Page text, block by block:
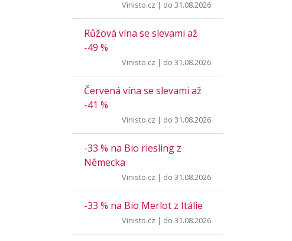
Vinisto.cz | do 31.08.2026
Růžová vína se slevami až
-49 %
Vinisto.cz | do 31.08.2026
Červená vína se slevami až
-41 %
Vinisto.cz | do 31.08.2026
-33 % na Bio riesling z
Německa
Vinisto.cz | do 31.08.2026
-33 % na Bio Merlot z Itálie
Vinisto.cz | do 31.08.2026